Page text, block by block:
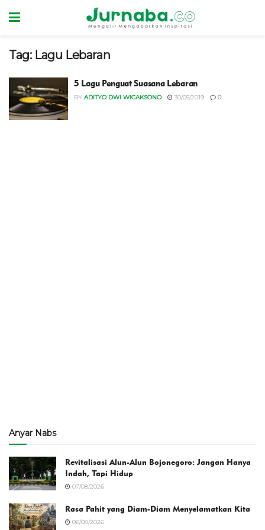
Tag: Lagu Lebaran
5 Lagu Penguat Suasana Lebaran
BY ADITYO DWI WICAKSONO 30/05/2019 0
Anyar Nabs
Revitalisasi Alun-Alun Bojonegoro: Jangan Hanya
Indah, Tapi Hidup
07/08/2026
Rasa Pahit yang Diam-Diam Menyelamatkan Kita
06/08/2026